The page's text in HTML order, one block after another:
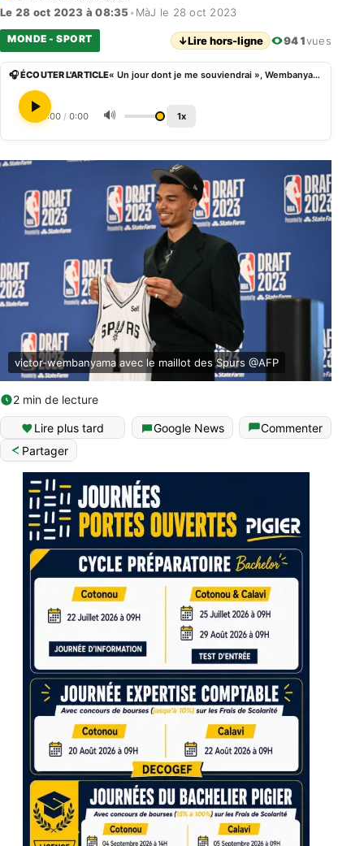
Le 28 oct 2023 à 08:35 • MàJ le 28 oct 2023
MONDE - SPORT ↓Lire hors-ligne 941vues
🎧 ÉCOUTER L'ARTICLE « Un jour dont je me souviendrai », Wembanyama savoure son 1er succès en NBA
0:00 / 0:00 🔊 1x
victor-wembanyama avec le maillot des Spurs @AFP
2 min de lecture
Lire plus tard Google News
Commenter
Partager